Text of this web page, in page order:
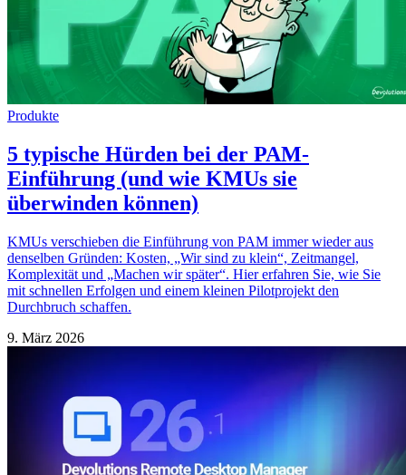
Produkte
5 typische Hürden bei der PAM-
Einführung (und wie KMUs sie
überwinden können)
KMUs verschieben die Einführung von PAM immer wieder aus
denselben Gründen: Kosten, „Wir sind zu klein“, Zeitmangel,
Komplexität und „Machen wir später“. Hier erfahren Sie, wie Sie
mit schnellen Erfolgen und einem kleinen Pilotprojekt den
Durchbruch schaffen.
9. März 2026